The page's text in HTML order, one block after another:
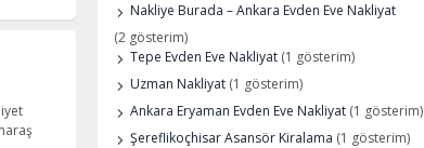
Nakliye Burada – Ankara Evden Eve Nakliyat
(2 gösterim)
Tepe Evden Eve Nakliyat (1 gösterim)
Uzman Nakliyat (1 gösterim)
Ankara Eryaman Evden Eve Nakliyat (1 gösterim)
Şereflikoçhisar Asansör Kiralama (1 gösterim)